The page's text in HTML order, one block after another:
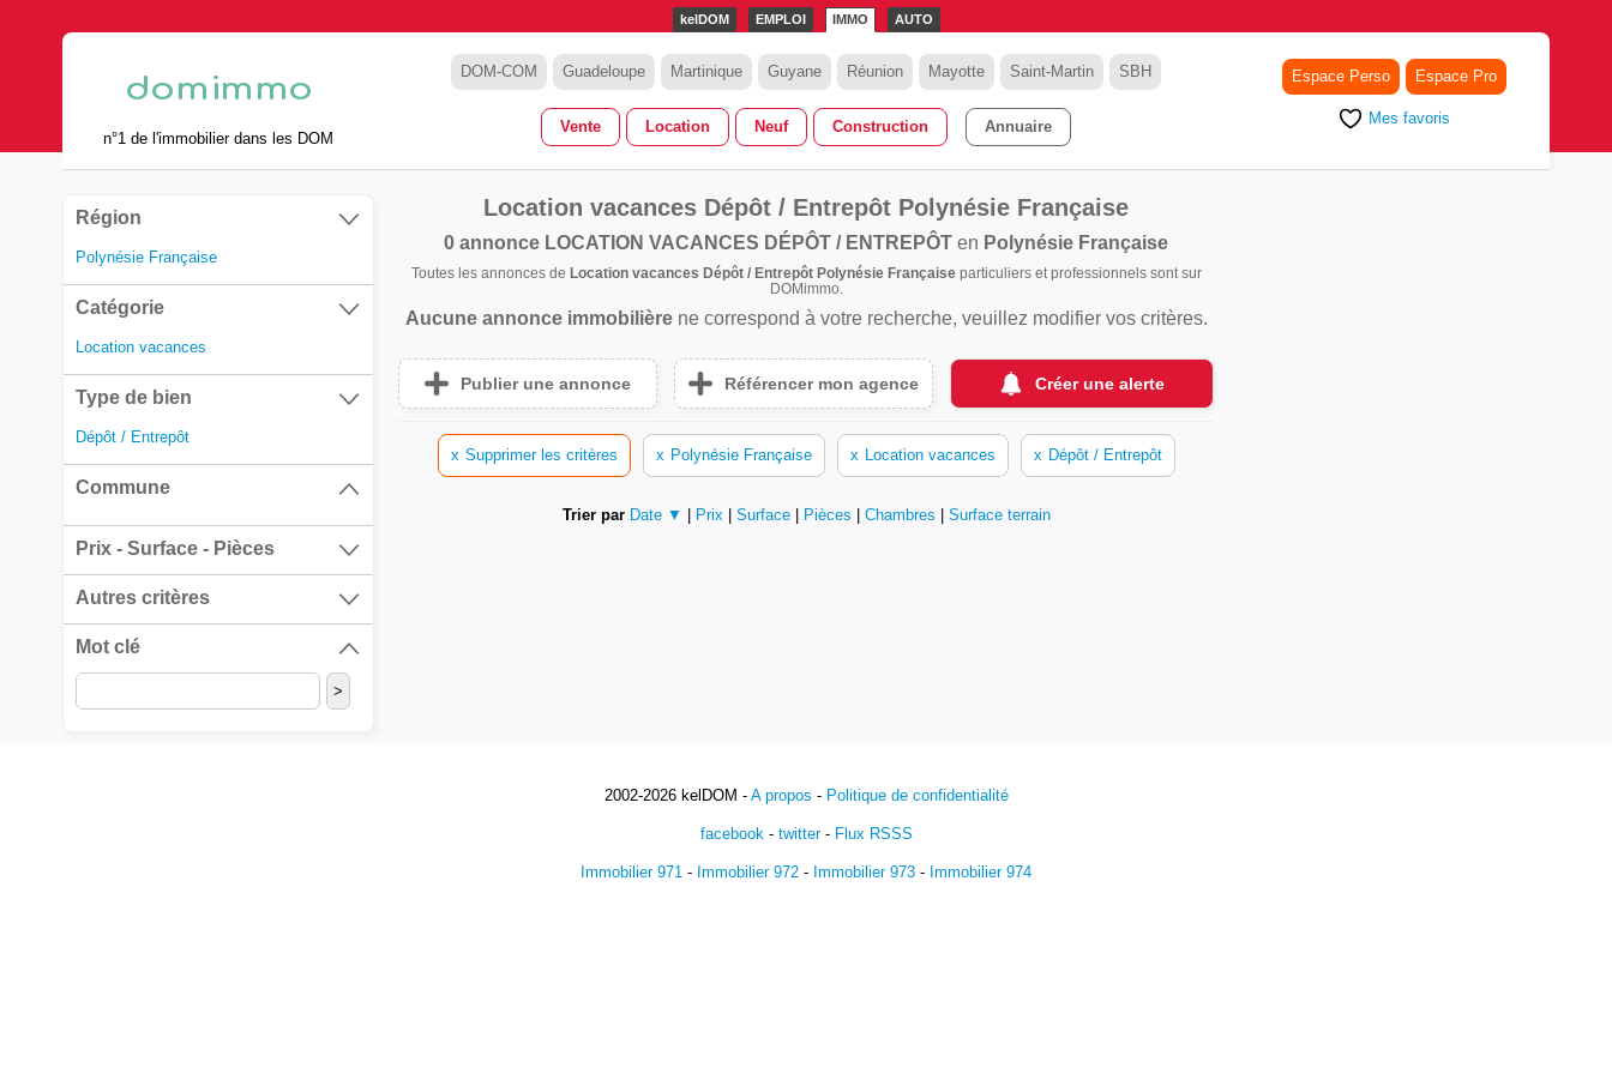
kelDOM EMPLOI IMMO AUTO
n°1 de l'immobilier dans les DOM
DOM-COM Guadeloupe Martinique Guyane Réunion Mayotte Saint-Martin SBH
Vente Location Neuf Construction Annuaire
Espace Perso Espace Pro
Mes favoris
Région
Polynésie Française
Catégorie
Location vacances
Type de bien
Dépôt / Entrepôt
Commune
Prix - Surface - Pièces
Autres critères
Mot clé
Location vacances Dépôt / Entrepôt Polynésie Française
0 annonce LOCATION VACANCES DÉPÔT / ENTREPÔT en Polynésie Française
Toutes les annonces de Location vacances Dépôt / Entrepôt Polynésie Françaiseparticuliers et professionnels sont sur
DOMimmo.
Aucune annonce immobilièrene correspond à votre recherche, veuillez modifier vos critères.
Publier une annonce Référencer mon agence Créer une alerte
x Supprimer les critères x Polynésie Française x Location vacances x Dépôt / Entrepôt
Trier par Date ▼ Prix Surface Pièces Chambres Surface terrain
2002-2026 kelDOM - A propos - Politique de confidentialité
facebook- twitter- Flux RSSS
Immobilier 971 - Immobilier 972 - Immobilier 973 - Immobilier 974